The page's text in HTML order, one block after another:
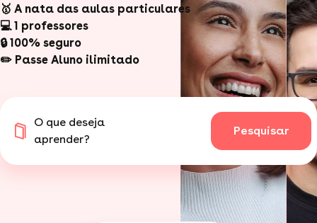
🥇 A nata das aulas particulares
💻 1 professores
🔒 100% seguro
✏️ Passe Aluno ilimitado
O que deseja
aprender?
Pesquisar